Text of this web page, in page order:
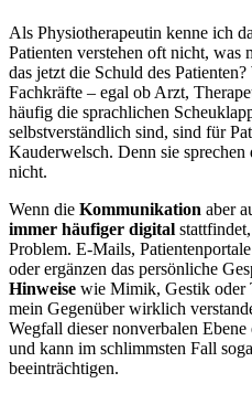
Als Physiotherapeutin kenne ich
Patienten verstehen oft nicht, was
das jetzt die Schuld des
Fachkräfte – egal ob Arzt,
häufig die sprachlichen
selbstverständlich sind, sind für
Kauderwelsch. Denn sie
nicht.
Wenn die Kommunikation aber
immer häufiger digital
Problem. E-Mails,
oder ergänzen das persönliche
Hinweise wie Mimik, Gestik oder
mein Gegenüber wirklich
Wegfall dieser nonverbalen
und kann im schlimmsten Fall
beeinträchtigen.